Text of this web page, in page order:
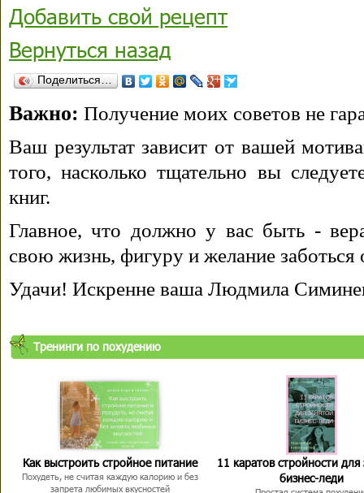
Добавить свой рецепт
Вернуться назад
Поделиться…
Важно: Получение моих советов не
Ваш результат зависит от вашей
того, насколько тщательно вы
книг.
Главное, что должно у вас быть -
свою жизнь, фигуру и желание заботься
Удачи! Искренне ваша Людмила
Тренинги по похудению
Как выстроить стройное питание
Похудеть, не считая каждую калорию и без
запрета любимых вкусностей
11 каратов стройности для
бизнес-леди